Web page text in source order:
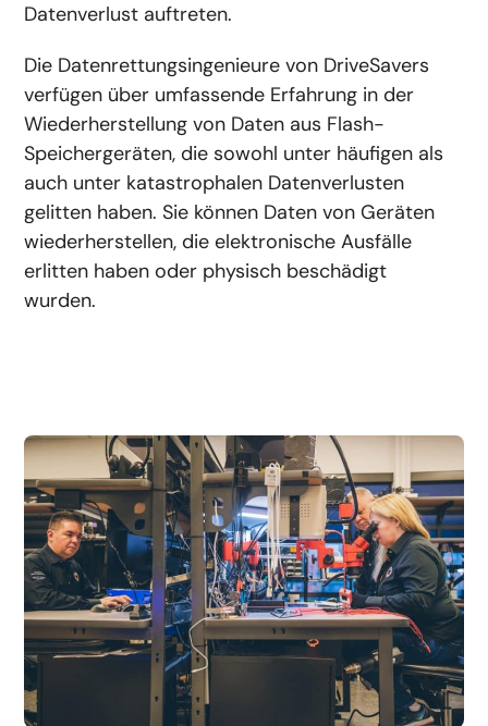
Datenverlust auftreten.
Die Datenrettungsingenieure von DriveSavers
verfügen über umfassende Erfahrung in der
Wiederherstellung von Daten aus Flash-
Speichergeräten, die sowohl unter häufigen als
auch unter katastrophalen Datenverlusten
gelitten haben. Sie können Daten von Geräten
wiederherstellen, die elektronische Ausfälle
erlitten haben oder physisch beschädigt
wurden.